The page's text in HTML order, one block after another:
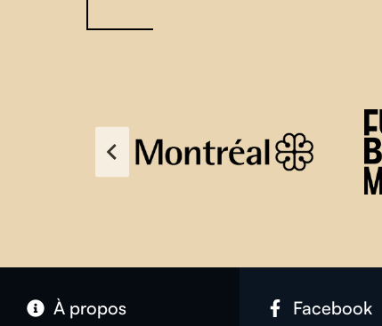
À propos
Facebook